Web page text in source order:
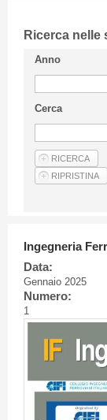
CIFI in breve
Linee Guida
Privacy Policy
Articoli
Ricerca nelle
Anno
Cerca
Ingegneria
Data:
Gennaio 2025
Numero:
1